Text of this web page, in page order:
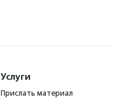
Услуги
Прислать материал